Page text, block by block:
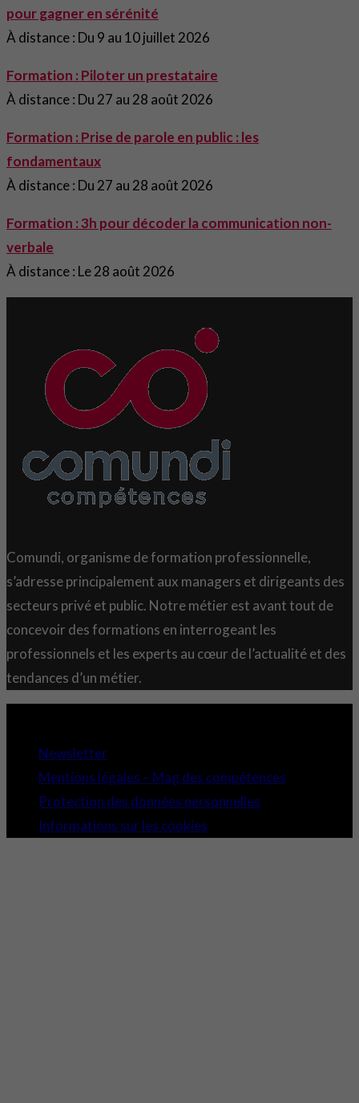
pour gagner en sérénité
À distance : Du 9 au 10 juillet 2026
Formation : Piloter un prestataire
À distance : Du 27 au 28 août 2026
Formation : Prise de parole en public : les
fondamentaux
À distance : Du 27 au 28 août 2026
Formation : 3h pour décoder la communication non-
verbale
À distance : Le 28 août 2026
Comundi, organisme de formation professionnelle,
s’adresse principalement aux managers et dirigeants des
secteurs privé et public. Notre métier est avant tout de
concevoir des formations en interrogeant les
professionnels et les experts au cœur de l’actualité et des
tendances d’un métier.
Newsletter
Mentions légales – Mag des compétences
Protection des données personnelles
Informations sur les cookies